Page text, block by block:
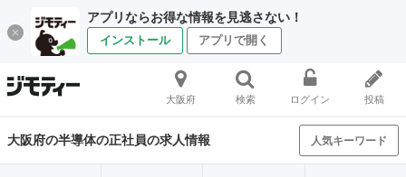
アプリならお得な情報を見逃さない！
インストール アプリで開く
大阪府 検索 ログイン 投稿
大阪府の半導体の正社員の求人情報 人気キーワード